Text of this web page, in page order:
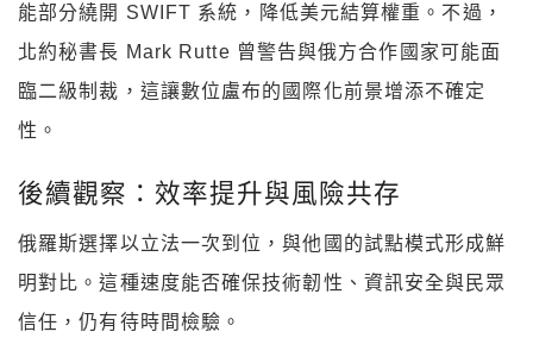
能部分繞開 SWIFT 系統，降低美元結算權重。不過，
北約秘書長 Mark Rutte 曾警告與俄方合作國家可能面
臨二級制裁，這讓數位盧布的國際化前景增添不確定
性。
後續觀察：效率提升與風險共存
俄羅斯選擇以立法一次到位，與他國的試點模式形成鮮
明對比。這種速度能否確保技術韌性、資訊安全與民眾
信任，仍有待時間檢驗。